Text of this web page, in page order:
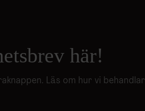
här!
Läs om hur vi behandlar